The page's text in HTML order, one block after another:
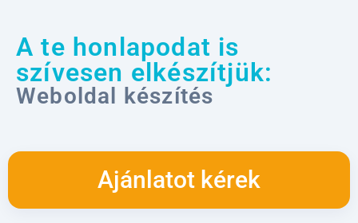
A te honlapodat is
szívesen elkészítjük:
Weboldal készítés
Ajánlatot kérek